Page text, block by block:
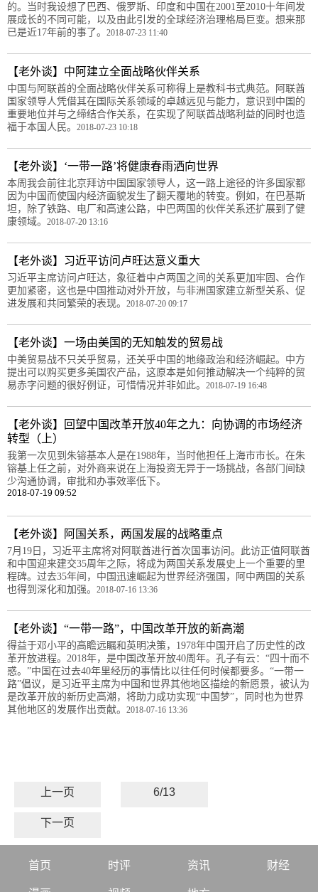
的。当时我设想了巴西、俄罗斯、印度和中国在2001至2010十年间发
展成长的不同可能，以及由此引发的全球经济治理格局巨变。想来那
已是近17年前的事了。 2018-07-23 11:40
【老外谈】中阿建立全面战略伙伴关系
中国与阿联酋的全面战略伙伴关系可称得上是教科书式典范。阿联酋
国家领导人凭借其在国际关系领域的卓越远见与能力，意识到中国的
重要地位并与之缔结合作关系，在实现了阿联酋战略利益的同时也造
福于本国人民。 2018-07-23 10:18
【老外谈】‘一带一路’将健康春雨洒向世界
本周我会前往北京拜访中国国家领导人，这一路上途径的许多国家都
因为中国而使国内经济面貌发生了翻天覆地的转变。例如，在巴基斯
坦，除了铁路、电厂和高速公路，中巴两国的伙伴关系还扩展到了健
康领域。 2018-07-20 13:16
【老外谈】习近平访问卢旺达意义重大
习近平主席访问卢旺达，象征着中卢两国之间的关系更加牢固、合作
更加紧密，这也是中国推动对外开放，与非洲国家建立新型关系、促
进发展和共同繁荣的表现。 2018-07-20 09:17
【老外谈】一场由美国的无知触发的贸易战
中美贸易战不只关乎贸易，还关乎中国的地缘政治和经济崛起。中方
提出可以购买更多美国农产品，这原本是如何推动解决一个纯粹的贸
易赤字问题的很好例证，可惜情况并非如此。 2018-07-19 16:48
【老外谈】回望中国改革开放40年之九：向协调的市场经济
转型（上）
我第一次见到朱镕基本人是在1988年，当时他担任上海市市长。在朱
镕基上任之前，对外商来说在上海投资无异于一场挑战，各部门间缺
少沟通协调，审批和办事效率低下。
2018-07-19 09:52
【老外谈】阿国关系，两国发展的战略重点
7月19日，习近平主席将对阿联酋进行首次国事访问。此访正值阿联酋
和中国迎来建交35周年之际，将成为两国关系发展史上一个重要的里
程碑。过去35年间，中国迅速崛起为世界经济强国，阿中两国的关系
也得到深化和加强。 2018-07-16 13:36
【老外谈】“一带一路”，中国改革开放的新高潮
得益于邓小平的高瞻远瞩和英明决策，1978年中国开启了历史性的改
革开放进程。2018年，是中国改革开放40周年。孔子有云：“四十而不
惑。”中国在过去40年里经历的事情比以往任何时候都要多。“一带一
路”倡议，是习近平主席为中国和世界其他地区描绘的新愿景，被认为
是改革开放的新历史高潮，将助力成功实现“中国梦”，同时也为世界
其他地区的发展作出贡献。 2018-07-16 13:36
上一页 6/13
下一页
首页 时评 资讯 财经